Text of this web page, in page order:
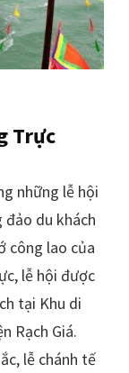
Trực
những lễ hội
du khách
công lao của
lễ hội được
tại Khu di
Rạch Giá.
lễ chánh tế